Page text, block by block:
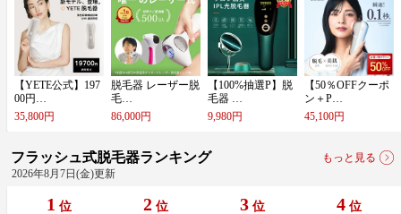
【​Y​E​T​E​公​式​】​1​9​7​
0​0​円​…
35,800円
脱​毛​器​ ​レ​ー​ザ​ー​脱​
毛​…
86,000円
【​1​0​0​%​抽​選​P​】​脱​
毛​器​ ​…
9,980円
【​5​0​％​O​F​F​ク​ー​ポ​
ン​＋​P​…
45,100円
フラッシュ式脱毛器ランキング
もっと見る
2026年8月7日(金)更新
1 位 2 位 3 位 4 位